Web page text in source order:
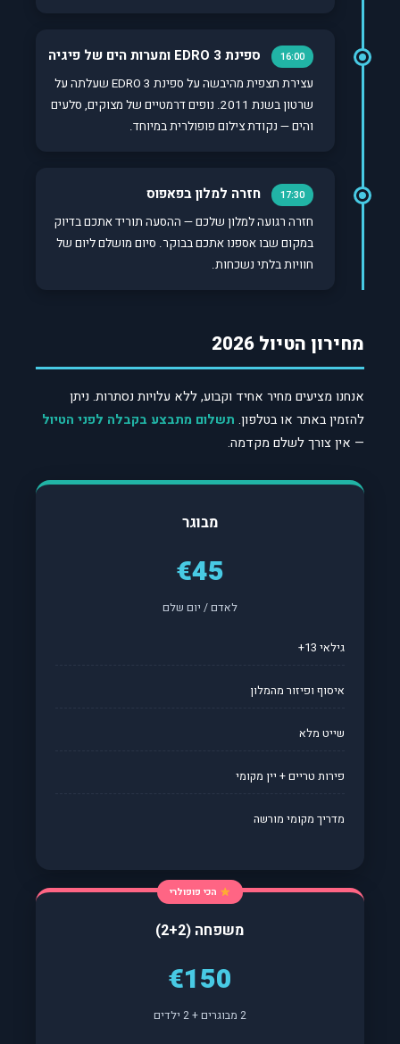
16:00 ספינת EDRO 3 ומערות הים של פיגיה
עצירת תצפית מהיבשה על ספינת EDRO 3 שעלתה על
שרטון בשנת 2011. נופים דרמטיים של מצוקים, סלעים
והים — נקודת צילום פופולרית במיוחד.
17:30 חזרה למלון בפאפוס
חזרה רגועה למלון שלכם — ההסעה תוריד אתכם בדיוק
במקום שבו אספנו אתכם בבוקר. סיום מושלם ליום של
חוויות בלתי נשכחות.
מחירון הטיול 2026
אנחנו מציעים מחיר אחיד וקבוע, ללא עלויות נסתרות. ניתן
להזמין באתר או בטלפון. תשלום מתבצע בקבלה לפני הטיול
— אין צורך לשלם מקדמה.
מבוגר
€45
לאדם / יום שלם
גילאי 13+
איסוף ופיזור מהמלון
שייט מלא
פירות טריים + יין מקומי
מדריך מקומי מורשה
הכי פופולרי
משפחה (2+2)
€150
2 מבוגרים + 2 ילדים